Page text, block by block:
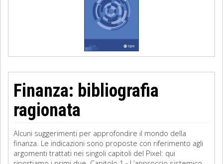
Finanza: bibliografia
ragionata
Alcuni suggerimenti per approfondire il mondo della
finanza. Le indicazioni sono proposte con riferimento agli
argomenti trattati nei singoli capitoli del Pixel: qui